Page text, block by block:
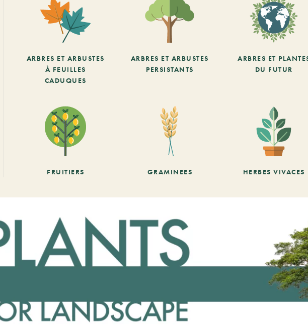
ARBRES ET ARBUSTES
À FEUILLES
CADUQUES
ARBRES ET ARBUSTES
PERSISTANTS
ARBRES ET
DU FUTUR
FRUITIERS GRAMINEES HERBES VIVACES